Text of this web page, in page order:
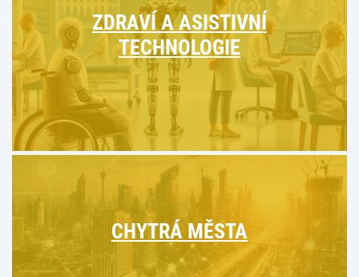
ZDRAVÍ A ASISTIVNÍ
TECHNOLOGIE
CHYTRÁ MĚSTA